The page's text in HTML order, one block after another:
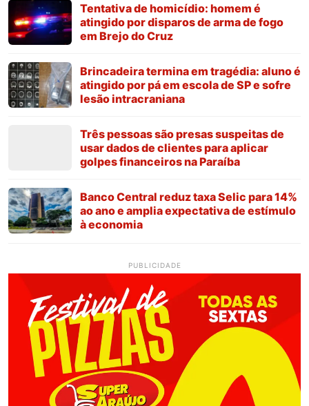
Tentativa de homicídio: homem é
atingido por disparos de arma de fogo
em Brejo do Cruz
Brincadeira termina em tragédia: aluno é
atingido por pá em escola de SP e sofre
lesão intracraniana
Três pessoas são presas suspeitas de
usar dados de clientes para aplicar
golpes financeiros na Paraíba
Banco Central reduz taxa Selic para 14%
ao ano e amplia expectativa de estímulo
à economia
PUBLICIDADE